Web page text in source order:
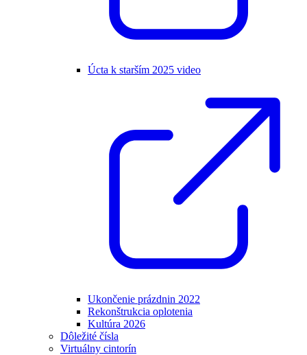
Úcta k starším 2025 video
Ukončenie prázdnin 2022
Rekonštrukcia oplotenia
Kultúra 2026
Dôležité čísla
Virtuálny cintorín